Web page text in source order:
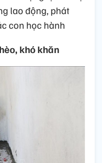
lao động, phát
con học hành
khó khăn